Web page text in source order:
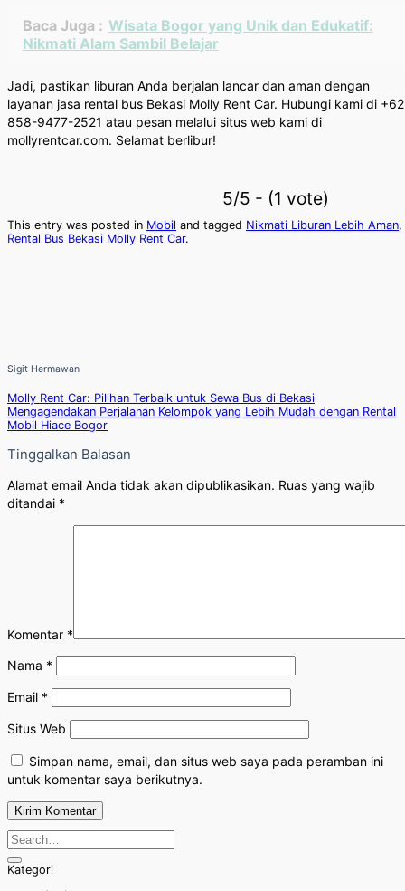
Baca Juga : Wisata Bogor yang Unik dan Edukatif:
Nikmati Alam Sambil Belajar
Jadi, pastikan liburan Anda berjalan lancar dan aman dengan
layanan jasa rental bus Bekasi Molly Rent Car. Hubungi kami di +62
858-9477-2521 atau pesan melalui situs web kami di
mollyrentcar.com. Selamat berlibur!
5/5 - (1 vote)
This entry was posted in Mobil and tagged Nikmati Liburan Lebih Aman,
Rental Bus Bekasi Molly Rent Car.
Sigit Hermawan
Molly Rent Car: Pilihan Terbaik untuk Sewa Bus di Bekasi
Mengagendakan Perjalanan Kelompok yang Lebih Mudah dengan Rental
Mobil Hiace Bogor
Tinggalkan Balasan
Alamat email Anda tidak akan dipublikasikan. Ruas yang wajib
ditandai *
Komentar *
Nama *
Email *
Situs Web
Simpan nama, email, dan situs web saya pada peramban ini
untuk komentar saya berikutnya.
Kategori